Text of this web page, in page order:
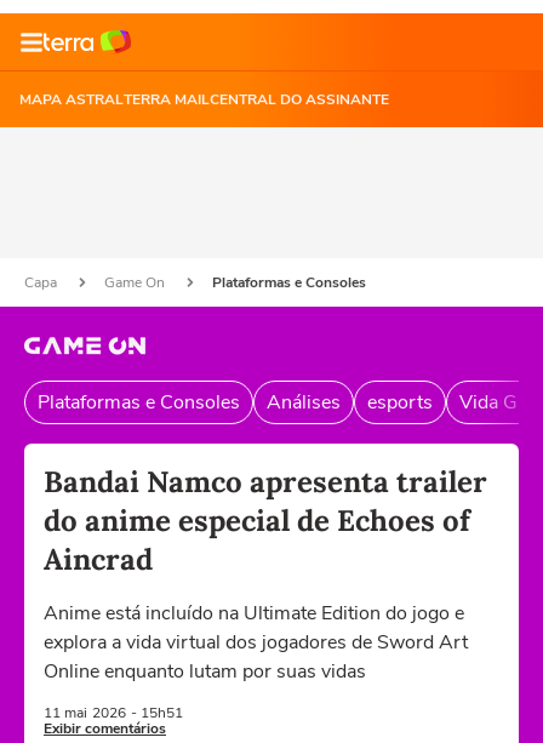
MAPA ASTRALTERRA MAILCENTRAL DO ASSINANTE
Capa Game On Plataformas e Consoles
Plataformas e Consoles Análises esports Vida
Bandai Namco apresenta trailer
do anime especial de Echoes of
Aincrad
Anime está incluído na Ultimate Edition do jogo e
explora a vida virtual dos jogadores de Sword Art
Online enquanto lutam por suas vidas
11 mai 2026 - 15h51
Exibir comentários